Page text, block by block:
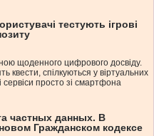
тестують ігрові
щоденного цифрового досвіду.
квести, спілкуються у віртуальних
сервіси просто зі смартфона
частных данных. В
Гражданском кодексе